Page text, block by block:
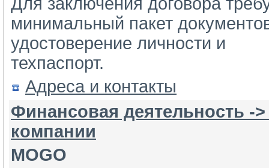
минимальный пакет
удостоверение личности и
техпаспорт.
Адреса и контакты
Финансовая деятельность -
компании
MOGO